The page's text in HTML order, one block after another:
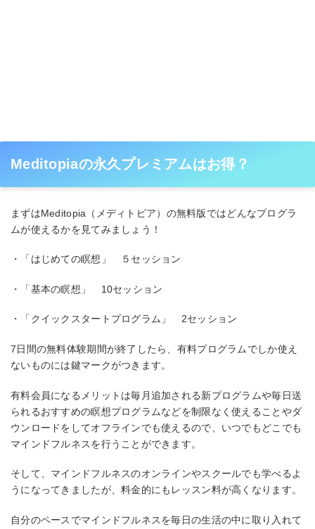
Meditopiaの永久プレミアムはお得？
まずはMeditopia（メディトピア）の無料版ではどんなプログラ
ムが使えるかを見てみましょう！
・「はじめての瞑想」 ５セッション
・「基本の瞑想」 10セッション
・「クイックスタートプログラム」 2セッション
7日間の無料体験期間が終了したら、有料プログラムでしか使え
ないものには鍵マークがつきます。
有料会員になるメリットは毎月追加される新プログラムや毎日送
られるおすすめの瞑想プログラムなどを制限なく使えることやダ
ウンロードをしてオフラインでも使えるので、いつでもどこでも
マインドフルネスを行うことができます。
そして、マインドフルネスのオンラインやスクールでも学べるよ
うになってきましたが、料金的にもレッスン料が高くなります。
自分のペースでマインドフルネスを毎日の生活の中に取り入れて